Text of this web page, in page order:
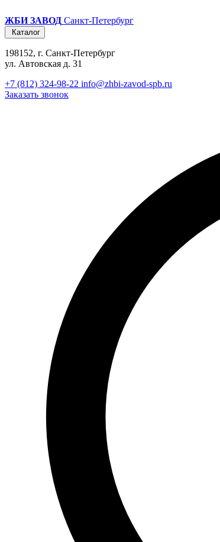
ЖБИ ЗАВОД Санкт-Петербург
Каталог
198152, г. Санкт-Петербург
ул. Автовская д. 31
+7 (812) 324-98-22 info@zhbi-zavod-spb.ru
Заказать звонок